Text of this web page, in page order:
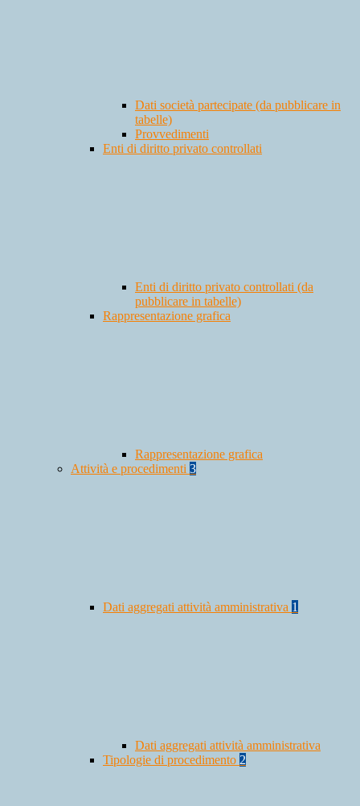
Dati società partecipate (da pubblicare in
tabelle)
Provvedimenti
Enti di diritto privato controllati
Enti di diritto privato controllati (da
pubblicare in tabelle)
Rappresentazione grafica
Rappresentazione grafica
Attività e procedimenti 3
Dati aggregati attività amministrativa 1
Dati aggregati attività amministrativa
Tipologie di procedimento 2